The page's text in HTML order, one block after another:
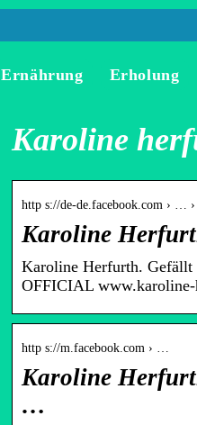
Ernährung Erholung
Karoline
http s://de-de.facebook.com › …
Karoline
Karoline Herfurth. Gefällt
OFFICIAL
http s://m.facebook.com › …
Karoline
…